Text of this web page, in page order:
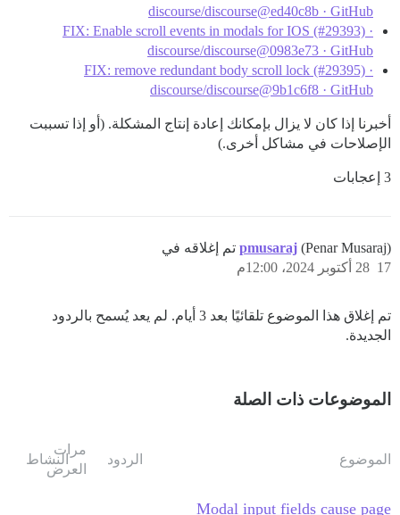
discourse/discourse@ed40c8b · GitHub
FIX: Enable scroll events in modals for IOS (#29393) ·
discourse/discourse@0983e73 · GitHub
FIX: remove redundant body scroll lock (#29395) ·
discourse/discourse@9b1c6f8 · GitHub
أخبرنا إذا كان لا يزال بإمكانك إعادة إنتاج المشكلة. (أو إذا تسببت
الإصلاحات في مشاكل أخرى.)
3 إعجابات
pmusaraj (Penar Musaraj) تم إغلاقه في
28 أكتوبر 2024، 12:00م 17
تم إغلاق هذا الموضوع تلقائيًا بعد 3 أيام. لم يعد يُسمح بالردود
الجديدة.
الموضوعات ذات الصلة
الموضوع الردود
مرات
العرض
النشاط
Modal input fields cause page